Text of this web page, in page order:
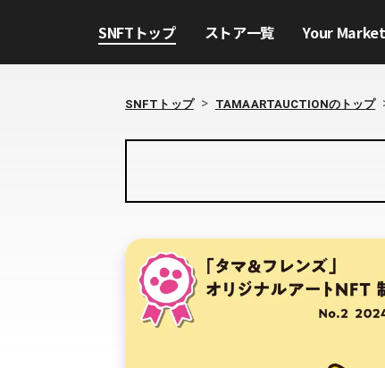
SNFTトップ ストア一覧 Your
SNFTトップ > TAMAARTAUCTIONのトップ